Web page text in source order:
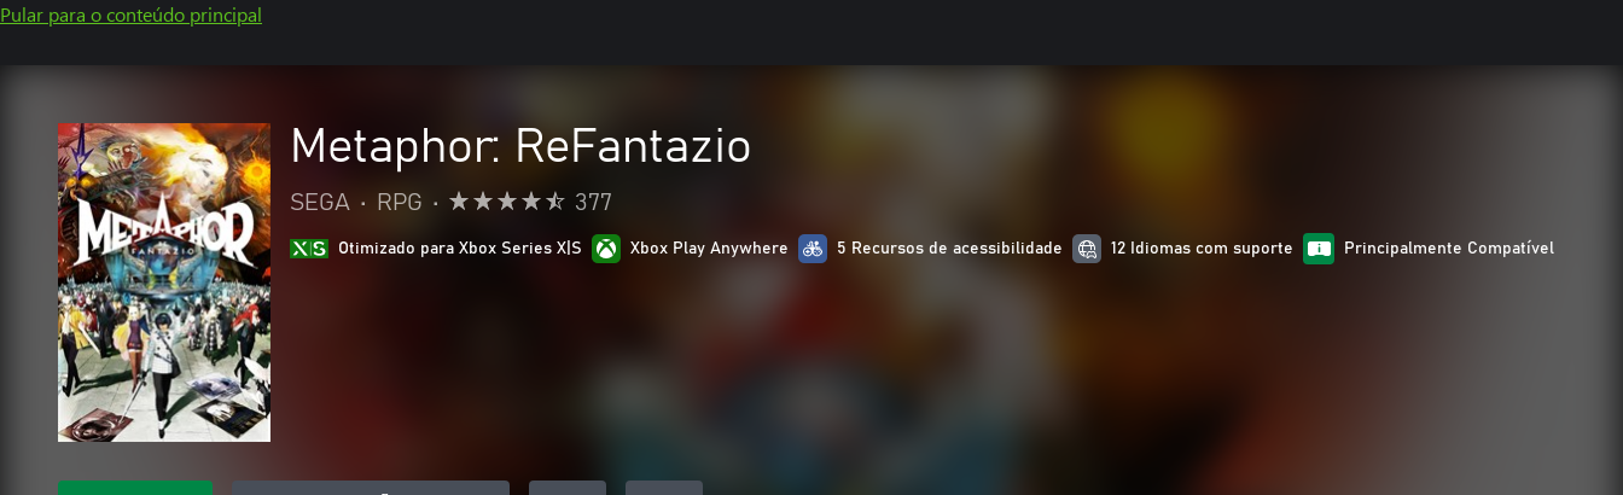
Pular para o conteúdo principal
Metaphor: ReFantazio
SEGA • RPG • 377
Otimizado para Xbox Series X|S Xbox Play Anywhere 5 Recursos de acessibilidade 12 Idiomas com suporte Principalmente Compatível